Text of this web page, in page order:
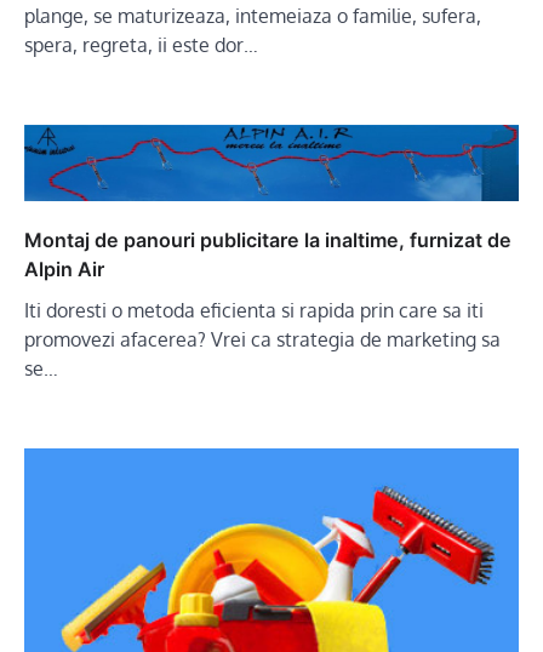
plange, se maturizeaza, intemeiaza o familie, sufera,
spera, regreta, ii este dor…
Montaj de panouri publicitare la inaltime, furnizat de
Alpin Air
Iti doresti o metoda eficienta si rapida prin care sa iti
promovezi afacerea? Vrei ca strategia de marketing sa
se…